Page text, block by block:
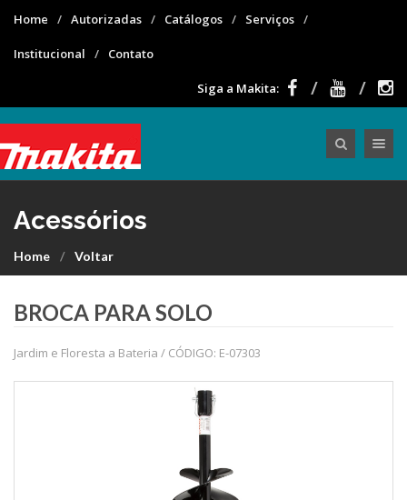
Home Autorizadas Catálogos Serviços
Institucional Contato
Siga a Makita:
Acessórios
Home Voltar
BROCA PARA SOLO
Jardim e Floresta a Bateria / CÓDIGO: E-07303